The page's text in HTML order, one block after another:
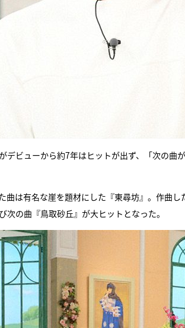
デビューから約7年はヒットが出ず、「次の
曲は有名な崖を題材にした『東尋坊』。作曲
の曲『鳥取砂丘』が大ヒットとなった。